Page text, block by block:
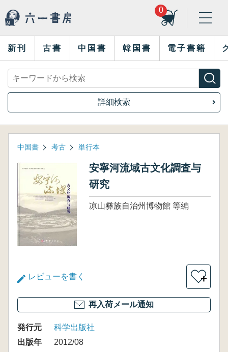
0
新刊 古書 中国書 韓国書 電子書籍
詳細検索
中国書 考古 単行本
安寧河流域古文化調査与
研究
凉山彝族自治州博物館 等編
レビューを書く ＋
再入荷メール通知
発行元
科学出版社
出版年
2012/08